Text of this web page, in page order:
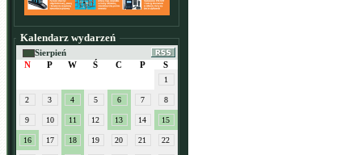
Kalendarz wydarzeń
Sierpień
N
P W Ś C P S
1
2 3 4 5 6 7 8
9 10 11 12 13 14 15
16 17 18 19 20 21 22